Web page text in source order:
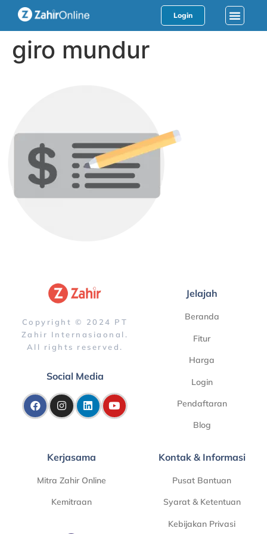
Login
giro mundur
Copyright © 2024 PT
Zahir Internasiaonal.
All rights reserved.
Social Media
Jelajah
Beranda
Fitur
Harga
Login
Pendaftaran
Blog
Kerjasama
Mitra Zahir Online
Kemitraan
Kontak & Informasi
Pusat Bantuan
Syarat & Ketentuan
Kebijakan Privasi